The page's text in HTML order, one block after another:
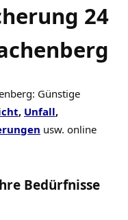
24
Günstige
, Unfall,
usw. online
Bedürfnisse